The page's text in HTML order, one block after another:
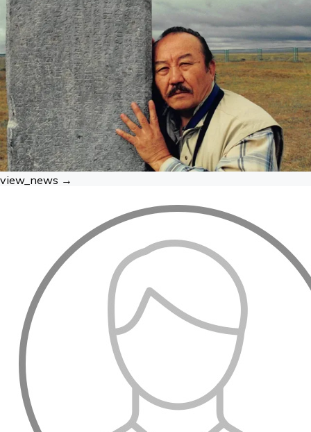
long dreamed of meeting his favorite singer — and on this
historic day, that dream came true.During the meeting,
Dimash presented the young man’s mother with a bouquet
of flowers and expressed his heartfelt appreciation. The
mother, overwhelmed with joy, shared her sincere
gratitude:“My son has dreamed of meeting Dimash for a long
time. Today, his dream came true. Words cannot describe his
happiness. As a mother, I thank Dimash from the bottom of
my heart,” she said with emotion.The young man also shared
his feelings:“This is one of the happiest days of my life.
Seeing Dimash not just on stage but right next to me — it’s
an incredible feeling. My dream has come true. This was an
unforgettable moment in my life.”In return, Dimash thanked
the young Kazakh fan for supporting his music and gifted
him the bracelet from his wrist.At the end of the meeting,
and said a heartfelt goodbye.
view_news →